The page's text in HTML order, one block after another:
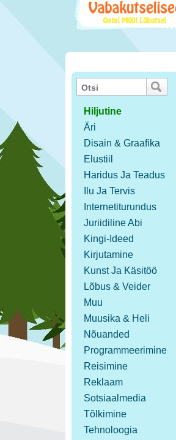
Hiljutine
Äri
Disain & Graafika
Elustiil
Haridus Ja Teadus
Ilu Ja Tervis
Internetiturundus
Juriidiline Abi
Kingi-Ideed
Kirjutamine
Kunst Ja Käsitöö
Lõbus & Veider
Muu
Muusika & Heli
Nõuanded
Programmeerimine
Reisimine
Reklaam
Sotsiaalmedia
Tõlkimine
Tehnoloogia